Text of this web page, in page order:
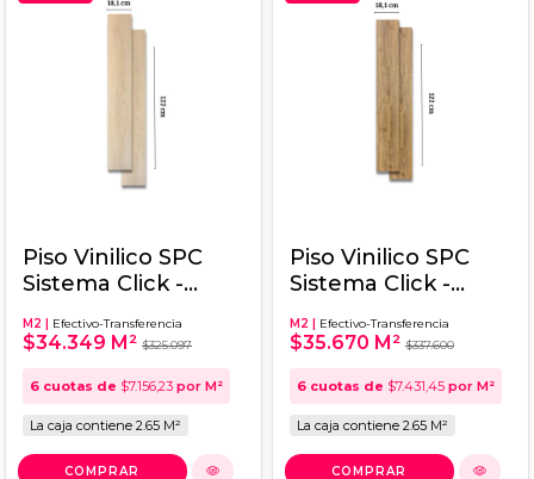
Piso Vinilico SPC
Sistema Click -
M2 | Efectivo-Transferencia
$34.349 M² $325.097
6 cuotas de $7.156,23 por M²
La caja contiene 2.65 M²
Piso Vinilico SPC
Sistema Click -
18,1x122
M2 | Efectivo-Transferencia
$35.670 M² $337.600
6 cuotas de $7.431,45 por M²
La caja contiene 2.65 M²